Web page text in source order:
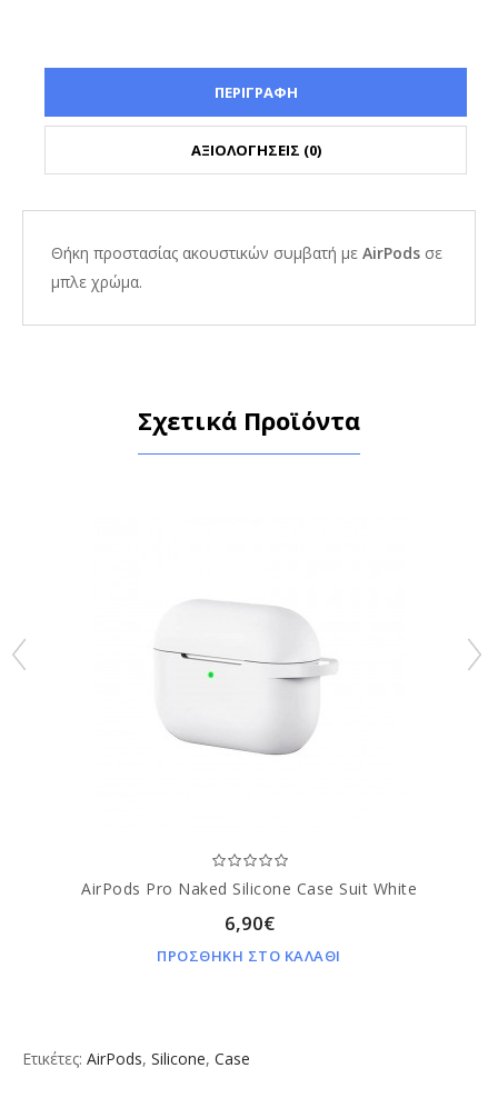
ΠΕΡΙΓΡΑΦΗ
ΑΞΙΟΛΟΓΗΣΕΙΣ (0)
Θήκη προστασίας ακουστικών συμβατή με AirPods σε
μπλε χρώμα.
Σχετικά Προϊόντα
AirPods Pro Naked Silicone Case Suit White
6,90€
ΠΡΟΣΘΗΚΗ ΣΤΟ ΚΑΛΑΘΙ
Ετικέτες: AirPods, Silicone, Case